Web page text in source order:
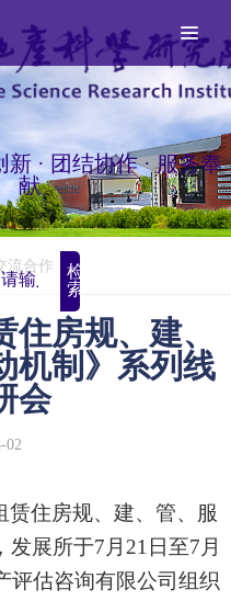
· 团结协作 · 服务奉
献
检
索
流合作
房规、建、
机制》系列线
会
02
赁住房规、建、管、服
展所于7月21日至7月
评估咨询有限公司组织